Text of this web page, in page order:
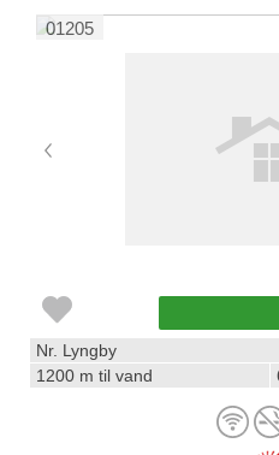
01205
Nr. Lyngby
1200 m til vand